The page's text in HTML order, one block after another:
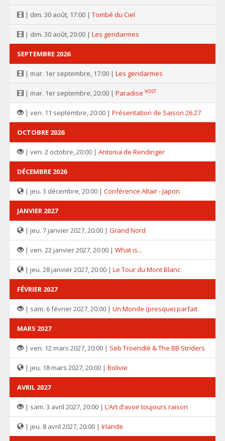
| dim. 30 août, 17:00 | Tombé du Ciel
| dim. 30 août, 20:00 | Les gendarmes
SEPTEMBRE 2026
| mar. 1er septembre, 17:00 | Les gendarmes
| mar. 1er septembre, 20:00 | Paradise VOST
| ven. 11 septembre, 20:00 | Présentation de Saison 26.27
OCTOBRE 2026
| ven. 2 octobre, 20:00 | Antonia de Rendinger
DÉCEMBRE 2026
| jeu. 3 décembre, 20:00 | Conférence Altaïr - Japon
JANVIER 2027
| jeu. 7 janvier 2027, 20:00 | Grand Nord
| ven. 22 janvier 2027, 20:00 | What is...
| jeu. 28 janvier 2027, 20:00 | Le Tour du Mont Blanc
FÉVRIER 2027
| sam. 6 février 2027, 20:00 | Un Monde (presque) parfait
MARS 2027
| ven. 12 mars 2027, 20:00 | Seb Troendlé & The BB Striders
| jeu. 18 mars 2027, 20:00 | Bolivie
AVRIL 2027
| sam. 3 avril 2027, 20:00 | L’Art d’avoir toujours raison
| jeu. 8 avril 2027, 20:00 | Irlande